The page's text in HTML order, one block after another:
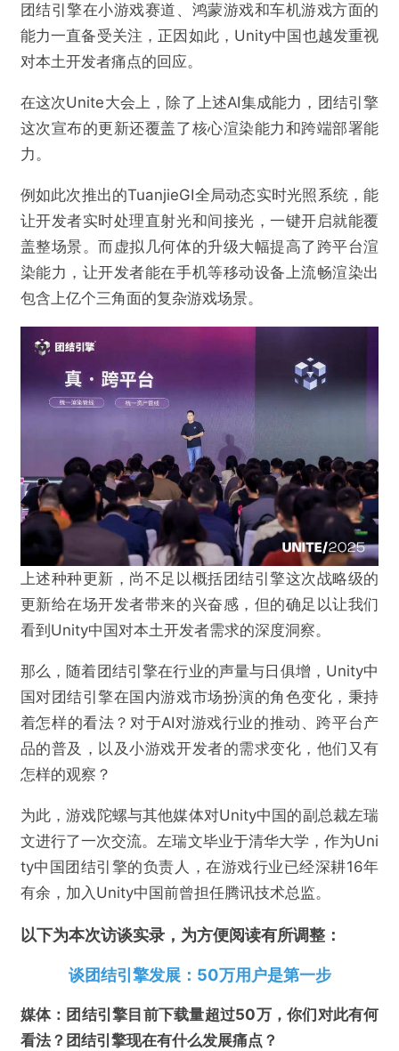
团结引擎在小游戏赛道、鸿蒙游戏和车机游戏方面的
能力一直备受关注，正因如此，Unity中国也越发重视
对本土开发者痛点的回应。
在这次Unite大会上，除了上述AI集成能力，团结引擎
这次宣布的更新还覆盖了核心渲染能力和跨端部署能
力。
例如此次推出的TuanjieGI全局动态实时光照系统，能
让开发者实时处理直射光和间接光，一键开启就能覆
盖整场景。而虚拟几何体的升级大幅提高了跨平台渲
染能力，让开发者能在手机等移动设备上流畅渲染出
包含上亿个三角面的复杂游戏场景。
上述种种更新，尚不足以概括团结引擎这次战略级的
更新给在场开发者带来的兴奋感，但的确足以让我们
看到Unity中国对本土开发者需求的深度洞察。
那么，随着团结引擎在行业的声量与日俱增，Unity中
国对团结引擎在国内游戏市场扮演的角色变化，秉持
着怎样的看法？对于AI对游戏行业的推动、跨平台产
品的普及，以及小游戏开发者的需求变化，他们又有
怎样的观察？
为此，游戏陀螺与其他媒体对Unity中国的副总裁左瑞
文进行了一次交流。左瑞文毕业于清华大学，作为Uni
ty中国团结引擎的负责人，在游戏行业已经深耕16年
有余，加入Unity中国前曾担任腾讯技术总监。
以下为本次访谈实录，为方便阅读有所调整：
谈团结引擎发展：50万用户是第一步
媒体：团结引擎目前下载量超过50万，你们对此有何
看法？ 团结引擎现在有什么发展痛点？